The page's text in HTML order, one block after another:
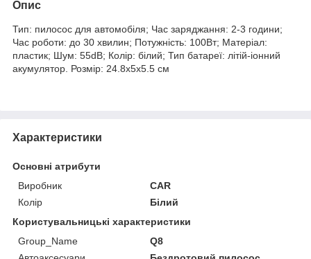
Опис
Тип: пилосос для автомобіля; Час заряджання: 2-3 години;
Час роботи: до 30 хвилин; Потужність: 100Вт; Матеріал:
пластик; Шум: 55dB; Колір: білий; Тип батареї: літій-іонний
акумулятор. Розмір: 24.8х5х5.5 см
Характеристики
Основні атрибути
Виробник
CAR
Колір
Білий
Користувальницькі характеристики
Group_Name
Q8